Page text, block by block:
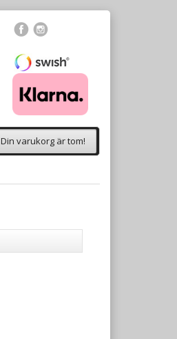
Din varukorg är tom!